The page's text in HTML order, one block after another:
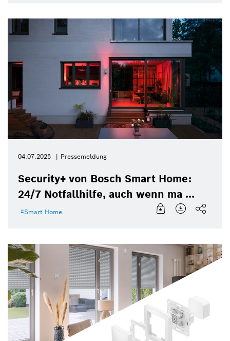
04.07.2025 Pressemeldung
Security+ von Bosch Smart Home:
24/7 Notfallhilfe, auch wenn ma ...
Smart Home